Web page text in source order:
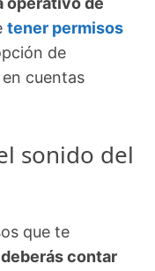
tener permisos
de
cuentas
sonido del
que te
deberás contar